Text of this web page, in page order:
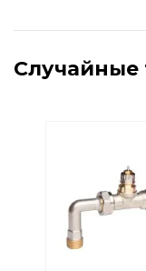
Случайные